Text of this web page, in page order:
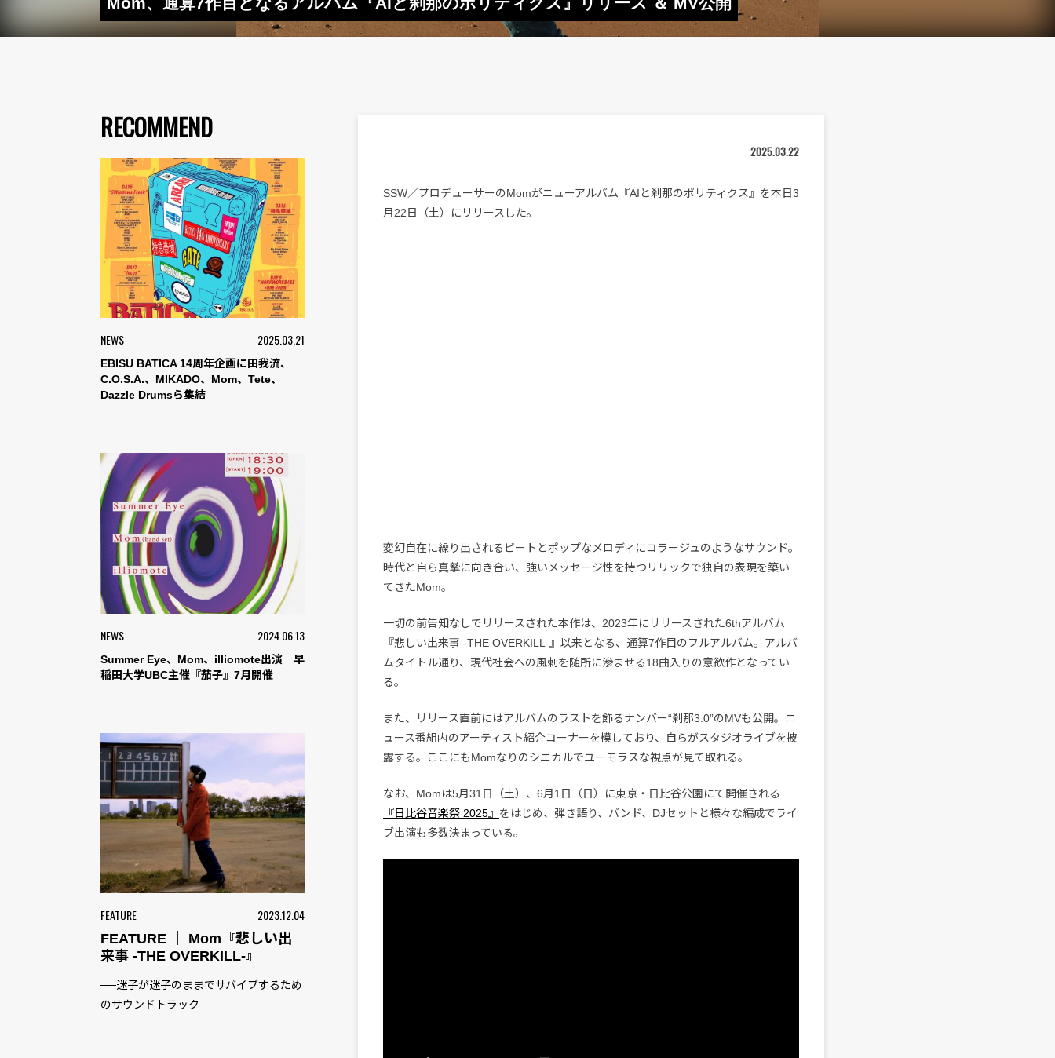
RECOMMEND
NEWS 2025.03.21
EBISU BATICA 14周年企画に田我流、
C.O.S.A.、MIKADO、Mom、Tete、
Dazzle Drumsら集結
NEWS 2024.06.13
Summer Eye、Mom、illiomote出演 早
稲田大学UBC主催『茄子』7月開催
FEATURE 2023.12.04
FEATURE ｜ Mom『悲しい出
来事 -THE OVERKILL-』
──迷子が迷子のままでサバイブするため
のサウンドトラック
2025.03.22
SSW／プロデューサーのMomがニューアルバム『AIと刹那のポリティクス』を本日3
月22日（土）にリリースした。
変幻自在に繰り出されるビートとポップなメロディにコラージュのようなサウンド。
時代と自ら真摯に向き合い、強いメッセージ性を持つリリックで独自の表現を築い
てきたMom。
一切の前告知なしでリリースされた本作は、2023年にリリースされた6thアルバム
『悲しい出来事 -THE OVERKILL-』以来となる、通算7作目のフルアルバム。アルバ
ムタイトル通り、現代社会への風刺を随所に滲ませる18曲入りの意欲作となってい
る。
また、リリース直前にはアルバムのラストを飾るナンバー“刹那3.0”のMVも公開。ニ
ュース番組内のアーティスト紹介コーナーを模しており、自らがスタジオライブを披
露する。ここにもMomなりのシニカルでユーモラスな視点が見て取れる。
なお、Momは5月31日（土）、6月1日（日）に東京・日比谷公園にて開催される
『日比谷音楽祭 2025』 をはじめ、弾き語り、バンド、DJセットと様々な編成でライ
ブ出演も多数決まっている。